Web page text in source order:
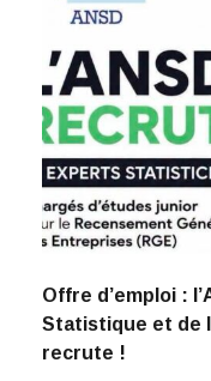
Offre d’emploi :
Statistique et de
recrute !